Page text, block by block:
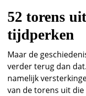
52 torens
tijdperken
Maar de
verder terug dan
namelijk
van de torens uit